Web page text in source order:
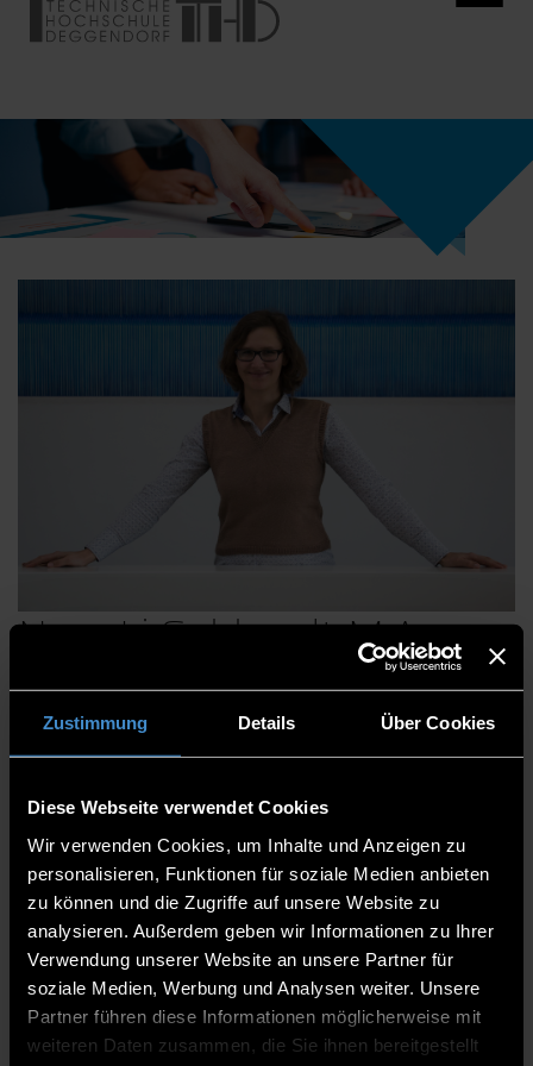
Zustimmung Details Über Cookies
Diese Webseite verwendet Cookies
Wir verwenden Cookies, um Inhalte und Anzeigen zu
personalisieren, Funktionen für soziale Medien anbieten
zu können und die Zugriffe auf unsere Website zu
analysieren. Außerdem geben wir Informationen zu Ihrer
Verwendung unserer Website an unsere Partner für
soziale Medien, Werbung und Analysen weiter. Unsere
Partner führen diese Informationen möglicherweise mit
weiteren Daten zusammen, die Sie ihnen bereitgestellt
Nora Li Gebhardt, M.A.
Innovationsworkshops
Forschungs- und Entwicklungsservices
Forschungs- und Transfersupport
Koordinatorin
Koordinatorin Konsortialanträge &
Innovationsworkshops
ITC2 3.02